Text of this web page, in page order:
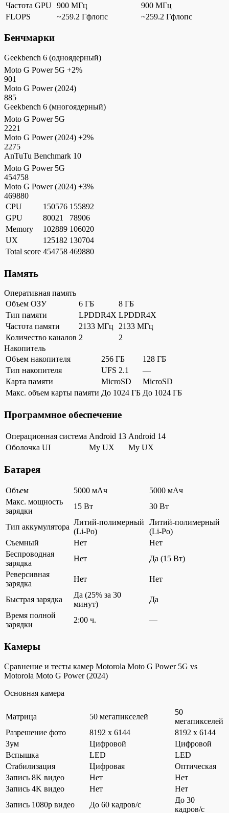
Частота GPU 900 МГц
900 МГц
FLOPS
~259.2 Гфлопс ~259.2 Гфлопс
Бенчмарки
Geekbench 6 (одноядерный)
Moto G Power 5G +2%
901
Moto G Power (2024)
885
Geekbench 6 (многоядерный)
Moto G Power 5G
2221
Moto G Power (2024) +2%
2275
AnTuTu Benchmark 10
Moto G Power 5G
454758
Moto G Power (2024) +3%
469880
CPU
150576 155892
GPU
80021
78906
Memory
102889 106020
UX
125182 130704
Total score 454758 469880
Память
Оперативная память
Объем ОЗУ
6 ГБ
8 ГБ
Тип памяти
LPDDR4X LPDDR4X
Частота памяти
2133 МГц
2133 МГц
Количество каналов 2
2
Накопитель
Объем накопителя
256 ГБ
128 ГБ
Тип накопителя
UFS 2.1
—
Карта памяти
MicroSD
MicroSD
Макс. объем карты памяти До 1024 ГБ До 1024 ГБ
Программное обеспечение
Операционная система Android 13 Android 14
Оболочка UI
My UX My UX
Батарея
Объем 5000 мАч
5000 мАч
Макс. мощность
зарядки
15 Вт 30 Вт
Тип аккумулятора
Литий-полимерный
(Li-Po)
Литий-полимерный
(Li-Po)
Съемный
Нет
Нет
Беспроводная
зарядка
Нет
Да (15 Вт)
Реверсивная
зарядка
Нет Нет
Быстрая зарядка
Да (25% за 30
минут)
Да
Время полной
зарядки
2:00 ч. —
Камеры
Сравнение и тесты камер Motorola Moto G Power 5G vs
Motorola Moto G Power (2024)
Основная камера
Матрица 50 мегапикселей
50
мегапикселей
Разрешение фото
8192 x 6144
8192 x 6144
Зум
Цифровой
Цифровой
Вспышка
LED
LED
Стабилизация
Цифровая
Оптическая
Запись 8K видео
Нет
Нет
Запись 4K видео
Нет
Нет
Запись 1080p видео
До 60 кадров/c
До 30
кадров/c